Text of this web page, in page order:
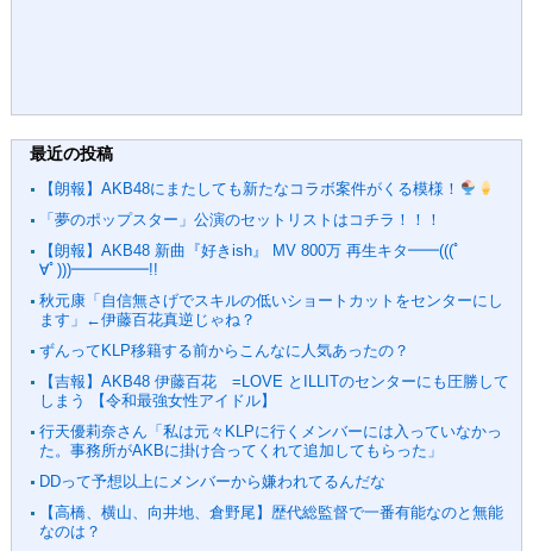
最近の投稿
【朗報】AKB48にまたしても新たなコラボ案件がくる模様！
「夢のポップスター」公演のセットリストはコチラ！！！
【朗報】AKB48 新曲『好きish』 MV 800万 再生キタ━━(((ﾟ
∀ﾟ)))━━━━━!!
秋元康「自信無さげでスキルの低いショートカットをセンターにし
ます」←伊藤百花真逆じゃね？
ずんってKLP移籍する前からこんなに人気あったの？
【吉報】AKB48 伊藤百花 =LOVE とILLITのセンターにも圧勝して
しまう 【令和最強女性アイドル】
行天優莉奈さん「私は元々KLPに行くメンバーには入っていなかっ
た。事務所がAKBに掛け合ってくれて追加してもらった」
DDって予想以上にメンバーから嫌われてるんだな
【高橋、横山、向井地、倉野尾】歴代総監督で一番有能なのと無能
なのは？